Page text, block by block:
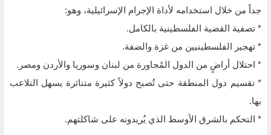
جداً من خلال استخدامه لأداة الإجرام ‌‏الإسرائيلية، وهو:‏
‏* تصفية القضية الفلسطينية بالكامل‏.‏
‏* تهجير الفلسطينيين من غزة والضفة‏.‏
‏* احتلال أراضٍ من الدول المُجاورة من لبنان وسوريا والأردن ومصر.‏
‏* تقسيم دول المنطقة حتى تُصبح دولاً كثيرة متناثرة يسهل التلاعب
بها‏.‏
‏* التحكم بالشرق الأوسط الذي يُريدونه على شاكلتهم‏.‏